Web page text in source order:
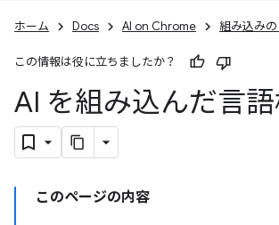
ホーム Docs AI on Chrome 組み込みの
この情報は役に立ちましたか？
AI を組み込んだ言
このページの内容